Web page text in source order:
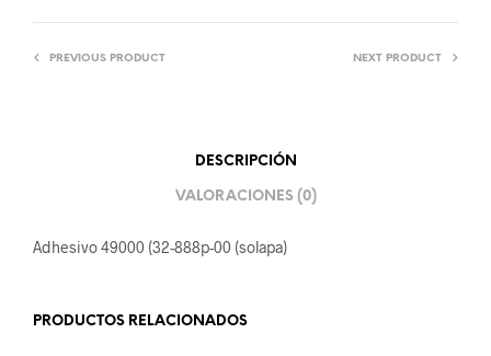
PREVIOUS PRODUCT NEXT PRODUCT
DESCRIPCIÓN
VALORACIONES (0)
Adhesivo 49000 (32-888p-00 (solapa)
PRODUCTOS RELACIONADOS